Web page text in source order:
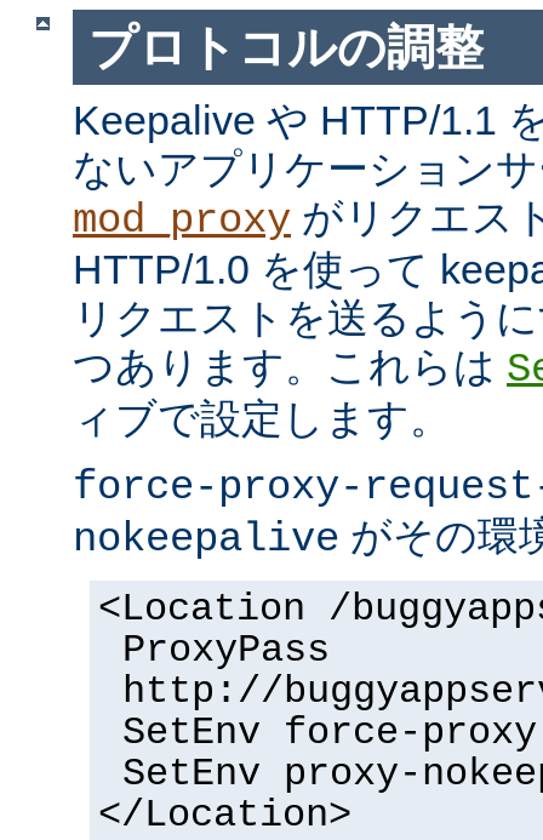
プロトコルの調整
Keepalive や HTTP/1.1
ないアプリケーション
mod_proxy がリクエス
HTTP/1.0 を使って
リクエストを送るよう
つあります。これらは
ィブで設定します。
force-proxy-
nokeepalive がその環
<Location /
ProxyPass
http://
SetEnv force-
SetEnv proxy-
</Location>